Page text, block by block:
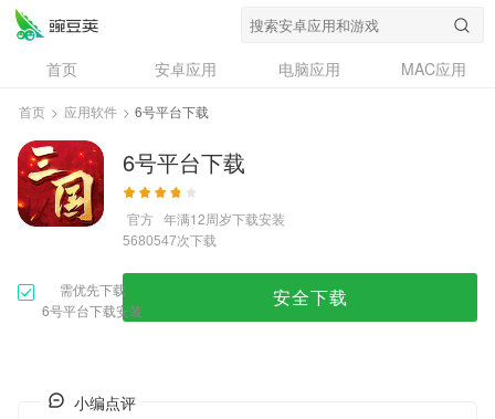
首页 安卓应用 电脑应用
MAC应用
资讯
专题
问答
首页 > 应用软件 > 6号平台下载
6号平台下载
官方 年满12周岁下载安装
5680547次下载
需优先下载
6号平台下载安装
安全下载
小编点评